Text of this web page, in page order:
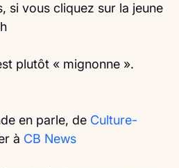
si vous cliquez sur la jeune
plutôt « mignonne ».
en parle, de Culture-
à CB News